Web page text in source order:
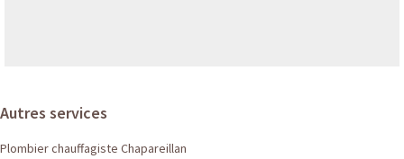
Autres services
Plombier chauffagiste Chapareillan